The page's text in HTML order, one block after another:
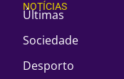
NOTÍCIAS
Últimas
Sociedade
Desporto